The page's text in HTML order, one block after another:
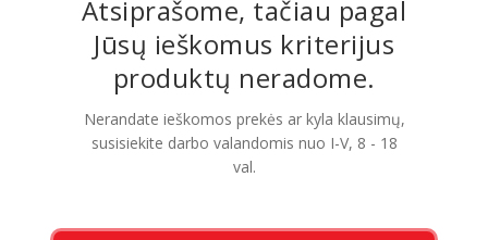
Pagojo k., Uosių g. 124, Kelmės raj.
info@mbmanogarazas.lt
Atsiprašome, tačiau pagal
Jūsų ieškomus kriterijus
produktų neradome.
Nerandate ieškomos prekės ar kyla klausimų,
susisiekite darbo valandomis nuo I-V, 8 - 18
val.